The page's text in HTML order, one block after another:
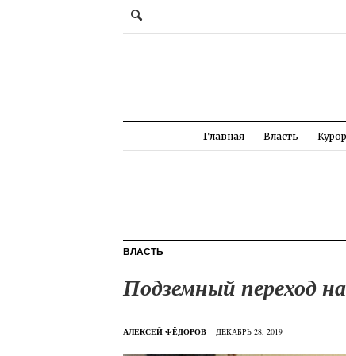
Главная Власть
ВЛАСТЬ
Подземный переход
АЛЕКСЕЙ ФЁДОРОВ ДЕКАБРЬ 28, 2019